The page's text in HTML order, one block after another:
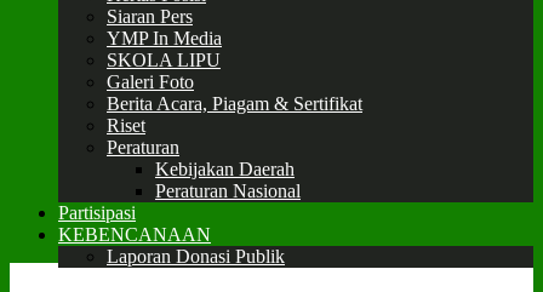
Siaran Pers
YMP In Media
SKOLA LIPU
Galeri Foto
Berita Acara, Piagam & Sertifikat
Riset
Peraturan
Kebijakan Daerah
Peraturan Nasional
Partisipasi
KEBENCANAAN
Laporan Donasi Publik